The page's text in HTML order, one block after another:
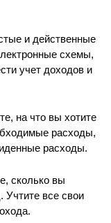
и действенные
схемы,
учет доходов и
на что вы хотите
расходы,
расходы.
сколько вы
Учтите все свои